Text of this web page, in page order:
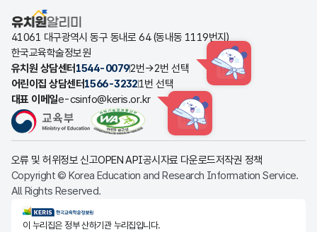
유치원알리미
41061 대구광역시 동구 동내로 64 (동내동 1119번지)
한국교육학술정보원
유치원 상담센터 1544-00792번→2번 선택 HINT
어린이집 상담센터1566-32321번 선택
대표 이메일e-csinfo@keris.or.kr
HINT
오류 및 허위정보 신고OPEN API공시자료 다운로드저작권 정책
Copyright © Korea Education and Research Information Service.
All Rights Reserved.
KERIS한국교육학술정보원
이 누리집은 정부 산하기관 누리집입니다.